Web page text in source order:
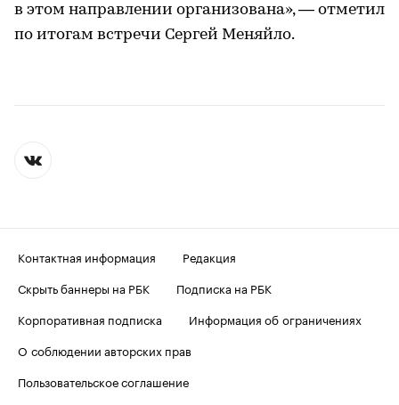
в этом направлении организована», — отметил
по итогам встречи Сергей Меняйло.
Контактная информация
Редакция
Скрыть баннеры на РБК
Подписка на РБК
Корпоративная подписка
Информация об ограничениях
О соблюдении авторских прав
Пользовательское соглашение